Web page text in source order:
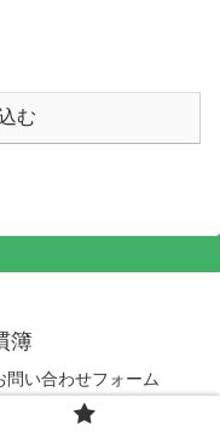
む
簿
問い合わせフォーム